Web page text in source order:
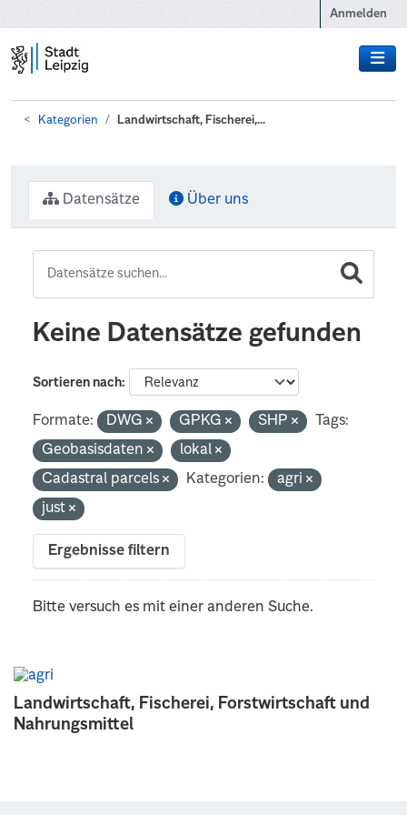
Anmelden
Kategorien Landwirtschaft, Fischerei,...
Landwirtschaft, Fischerei, Forstwirtschaft und
Nahrungsmittel
Datensätze Über uns
Keine Datensätze gefunden
Sortieren nach
Formate: DWG GPKG SHP
Tags:
Geobasisdaten
lokal
Cadastral parcels
Kategorien:
agri
just
Ergebnisse filtern
Bitte versuch es mit einer anderen Suche.